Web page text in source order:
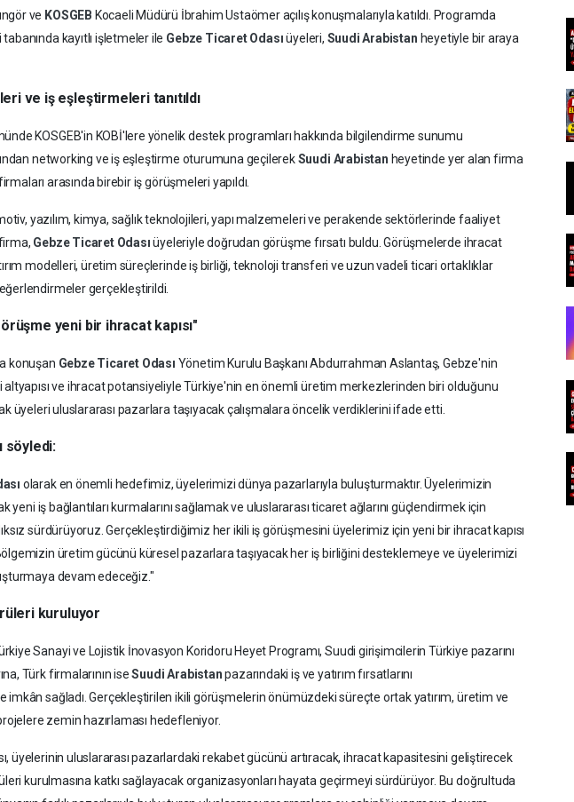
ve KOSGEB Kocaeli Müdürü İbrahim Ustaömer açılış konuşmalarıyla katıldı. Programda
tabanında kayıtlı işletmeler ile Gebze Ticaret Odasıüyeleri, Suudi Arabistan heyetiyle bir araya
ve iş eşleştirmeleri tanıtıldı
KOSGEB'in KOBİ'lere yönelik destek programları hakkında bilgilendirme sunumu
networking ve iş eşleştirme oturumuna geçilerekSuudi Arabistan heyetinde yer alan firma
arasında birebir iş görüşmeleri yapıldı.
yazılım, kimya, sağlık teknolojileri, yapı malzemeleri ve perakende sektörlerinde faaliyet
Gebze Ticaret Odasıüyeleriyle doğrudan görüşme fırsatı buldu. Görüşmelerde ihracat
modelleri, üretim süreçlerinde iş birliği, teknoloji transferi ve uzun vadeli ticari ortaklıklar
gerçekleştirildi.
yeni bir ihracat kapısı"
konuşan Gebze Ticaret Odası Yönetim Kurulu Başkanı Abdurrahman Aslantaş, Gebze'nin
ve ihracat potansiyeliyle Türkiye'nin en önemli üretim merkezlerinden biri olduğunu
üyeleri uluslararası pazarlara taşıyacak çalışmalara öncelik verdiklerini ifade etti.
söyledi:
olarak en önemli hedefimiz, üyelerimizi dünya pazarlarıyla buluşturmaktır. Üyelerimizin
yeni iş bağlantıları kurmalarını sağlamak ve uluslararası ticaret ağlarını güçlendirmek için
sürdürüyoruz. Gerçekleştirdiğimiz her ikili iş görüşmesini üyelerimiz için yeni bir ihracat kapısı
üretim gücünü küresel pazarlara taşıyacak her iş birliğini desteklemeye ve üyelerimizi
devam edeceğiz."
kuruluyor
Sanayi ve Lojistik İnovasyon Koridoru Heyet Programı, Suudi girişimcilerin Türkiye pazarını
Türk firmalarının iseSuudi Arabistanpazarındaki iş ve yatırım fırsatlarını
imkân sağladı. Gerçekleştirilen ikili görüşmelerin önümüzdeki süreçte ortak yatırım, üretim ve
zemin hazırlaması hedefleniyor.
üyelerinin uluslararası pazarlardaki rekabet gücünü artıracak, ihracat kapasitesini geliştirecek
kurulmasına katkı sağlayacak organizasyonları hayata geçirmeyi sürdürüyor. Bu doğrultuda